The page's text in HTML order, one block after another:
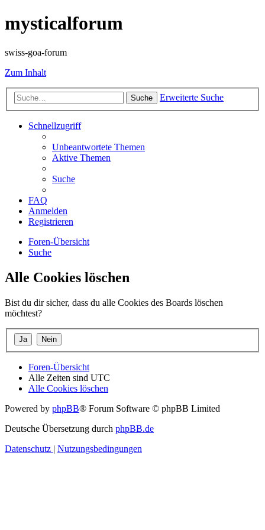
mysticalforum
swiss-goa-forum
Zum Inhalt
Suche Erweiterte Suche
Schnellzugriff
Unbeantwortete Themen
Aktive Themen
Suche
FAQ
Anmelden
Registrieren
Foren-Übersicht
Suche
Alle Cookies löschen
Bist du dir sicher, dass du alle Cookies des Boards löschen
möchtest?
Foren-Übersicht
Alle Zeiten sind UTC
Alle Cookies löschen
Powered by phpBB® Forum Software © phpBB Limited
Deutsche Übersetzung durch phpBB.de
Datenschutz | Nutzungsbedingungen